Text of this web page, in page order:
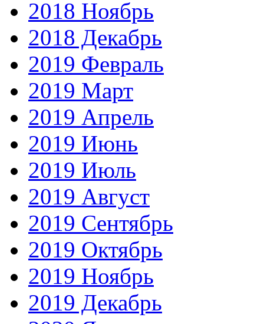
2018 Ноябрь
2018 Декабрь
2019 Февраль
2019 Март
2019 Апрель
2019 Июнь
2019 Июль
2019 Август
2019 Сентябрь
2019 Октябрь
2019 Ноябрь
2019 Декабрь